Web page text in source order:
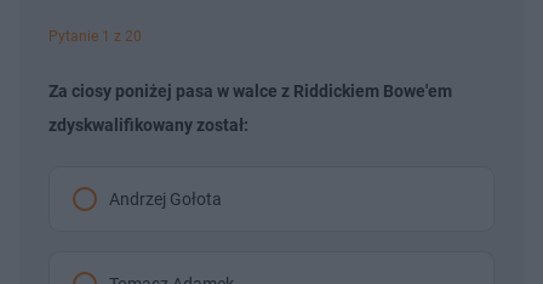
Pytanie 1 z 20
Za ciosy poniżej pasa w walce z Riddickiem Bowe'em
zdyskwalifikowany został:
Andrzej Gołota